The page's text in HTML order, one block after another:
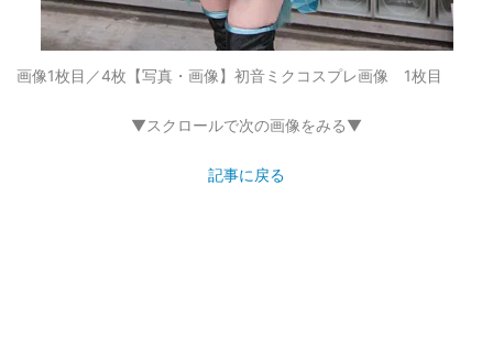
画像1枚目／4枚 【写真・画像】初音ミクコスプレ画像 1枚目
▼スクロールで次の画像をみる▼
記事に戻る